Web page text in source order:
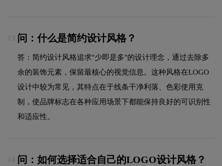
13. 问：什么是简约设计风格？
答：简约设计风格追求"少即是多"的设计理念，通过去除多
余的装饰元素，保留最核心的视觉信息。这种风格在LOGO
设计中较为常见，其特点在于线条干净利落、色彩使用克
制，使品牌标志在各种应用场景下都能保持良好的可识别性
和适应性。
14. 问：如何选择适合自己的LOGO设计风格？